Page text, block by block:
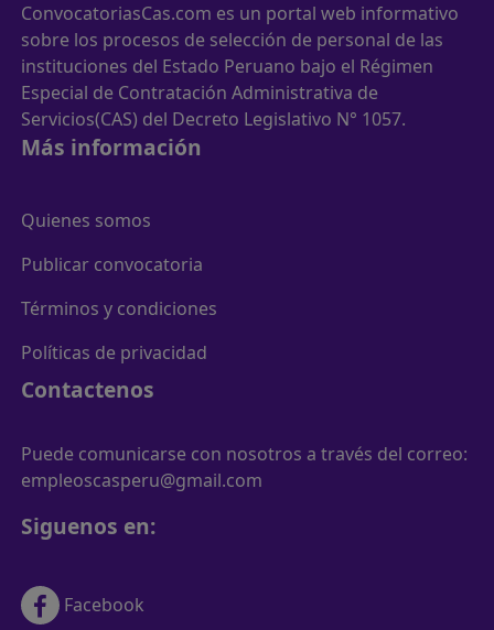
ConvocatoriasCas.com es un portal web informativo
sobre los procesos de selección de personal de las
instituciones del Estado Peruano bajo el Régimen
Especial de Contratación Administrativa de
Servicios(CAS) del Decreto Legislativo N° 1057.
Más información
Quienes somos
Publicar convocatoria
Términos y condiciones
Políticas de privacidad
Contactenos
Puede comunicarse con nosotros a través del correo:
empleoscasperu@gmail.com
Siguenos en:
Facebook